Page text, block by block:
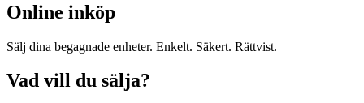
Online inköp
Sälj dina begagnade enheter. Enkelt. Säkert. Rättvist.
Vad vill du sälja?